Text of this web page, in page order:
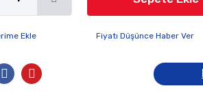
Fiyatı Düşünce Haber Ver